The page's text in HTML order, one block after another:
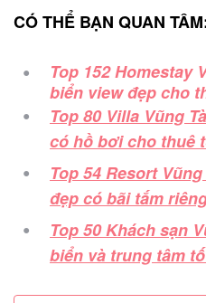
CÓ THỂ BẠN QUAN
Top 152 Homestay
biển view đẹp cho
Top 80 Villa Vũng
có hồ bơi cho thuê
Top 54 Resort
đẹp có bãi tắm
Top 50 Khách sạn
biển và trung tâm